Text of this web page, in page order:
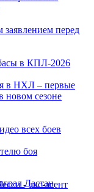
перед
в КПЛ-2026
в НХЛ – первые
новом сезоне
всех боев
боя
- экс-агент
Дастан